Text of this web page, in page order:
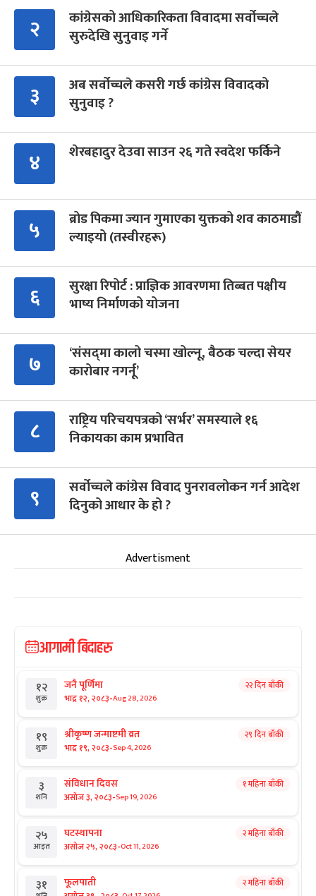
२
कांग्रेसको आधिकारिकता विवादमा सर्वोच्चले
सुरुदेखि सुनुवाइ गर्ने
३
अब सर्वोच्चले कसरी गर्छ कांग्रेस विवादको
सुनुवाइ ?
४ शेरबहादुर देउवा साउन २६ गते स्वदेश फर्किने
५
ब्रोड पिकमा ज्यान गुमाएका युक्तको शव काठमाडौं
ल्याइयो (तस्वीरहरू)
६
सुरक्षा रिपोर्ट : प्राज्ञिक आवरणमा तिब्बत पक्षीय
भाष्य निर्माणको योजना
७
‘संसद्‍मा कालो चस्मा खोल्नू, बैठक चल्दा सेयर
कारोबार नगर्नू’
८
राष्ट्रिय परिचयपत्रको ‘सर्भर’ समस्याले १६
निकायका काम प्रभावित
९
सर्वोच्चले कांग्रेस विवाद पुनरावलोकन गर्न आदेश
दिनुको आधार के हो ?
Advertisment
आगामी बिदाहरु
१२
शुक्र
जनै पूर्णिमा
भाद्र १२, २०८३-Aug 28, 2026
२२ दिन बाँकी
१९
शुक्र
श्रीकृष्ण जन्माष्टमी व्रत
भाद्र १९, २०८३-Sep 4, 2026
२९ दिन बाँकी
३
शनि
संविधान दिवस
असोज ३, २०८३-Sep 19, 2026
१ महिना बाँकी
२५
आइत
घटस्थापना
असोज २५, २०८३-Oct 11, 2026
२ महिना बाँकी
३१ फूलपाती २ महिना बाँकी